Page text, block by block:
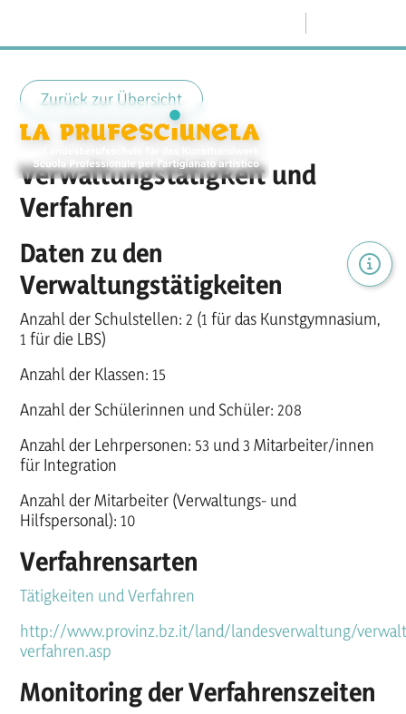
Zurück zur Übersicht
Verwaltungstätigkeit und
Verfahren
Daten zu den
Verwaltungstätigkeiten
Anzahl der Schulstellen: 2 (1 für das Kunstgymnasium,
1 für die LBS)
Anzahl der Klassen: 15
Anzahl der Schülerinnen und Schüler: 208
Anzahl der Lehrpersonen: 53 und 3 Mitarbeiter/innen
für Integration
Anzahl der Mitarbeiter (Verwaltungs- und
Hilfspersonal): 10
Verfahrensarten
Tätigkeiten und Verfahren
http://www.provinz.bz.it/land/landesverwaltung/
verfahren.asp
Monitoring der Verfahrenszeiten